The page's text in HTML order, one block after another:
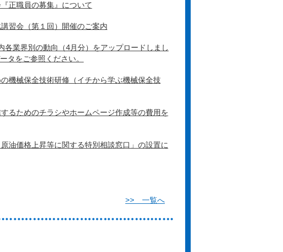
正職員の募集』について
習会（第１回）開催のご案内
各業界別の動向（4月分）をアップロードしまし
タをご参照ください。
機械保全技術研修（イチから学ぶ機械保全技
るためのチラシやホームページ作成等の費用を
油価格上昇等に関する特別相談窓口」の設置に
>> 一覧へ